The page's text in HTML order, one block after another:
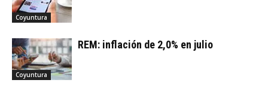
Coyuntura
Coyuntura
REM: inflación de 2,0% en julio